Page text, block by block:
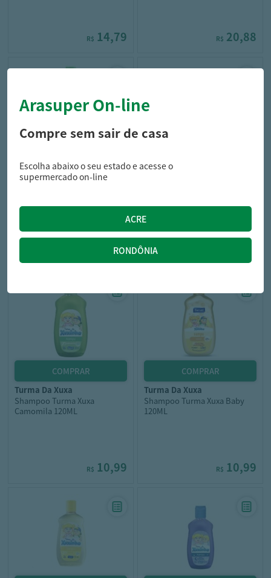
R$ 14,79 R$ 20,88
turma da xuxa
Shampoo Turma Xuxa
12,99
turma da xuxa
Shampoo Turma Xuxa
Camomila 120ML
R$ 10,99
turma da xuxa
Shampoo Turma Xuxa Baby
120ML
R$ 10,99
Arasuper On-line
Compre sem sair de casa
Escolha abaixo o seu estado e acesse o
supermercado on-line